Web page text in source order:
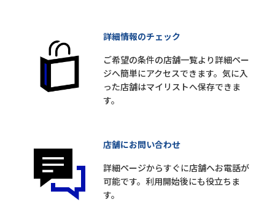
詳細情報のチェック
ご希望の条件の店舗一覧より詳細ペー
ジへ簡単にアクセスできます。気に入
った店舗はマイリストへ保存できま
す。
店舗にお問い合わせ
詳細ページからすぐに店舗へお電話が
可能です。利用開始後にも役立ちま
す。